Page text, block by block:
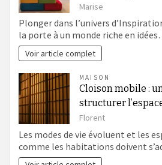
Marise
Plonger dans l’univers
la porte à un monde riche en
Voir article complet
MAISON
Cloison mobile :
structurer
Florent
Les modes de vie évoluent et les
comme les habitations doivent